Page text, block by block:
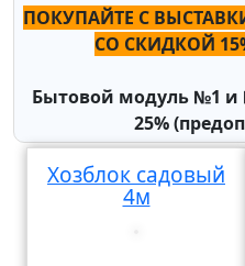
ПОКУПАЙТЕ С
СО СКИДКОЙ
Бытовой модуль №1 и
25%
Хозблок садовый
4м